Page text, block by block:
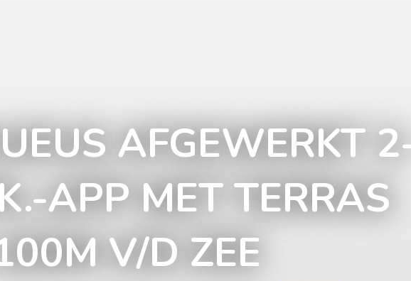
AFGEWERKT
APP MET TERRAS
V/D ZEE